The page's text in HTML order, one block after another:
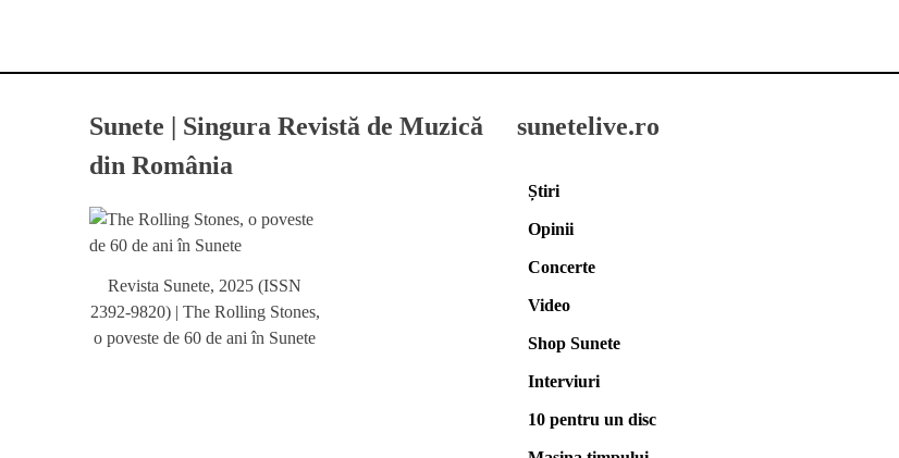
Sunete | Singura Revistă de Muzică
din România
Revista Sunete, 2025 (ISSN
2392-9820) | The Rolling Stones,
o poveste de 60 de ani în Sunete
sunetelive.ro
Știri
Opinii
Concerte
Video
Shop Sunete
Interviuri
10 pentru un disc